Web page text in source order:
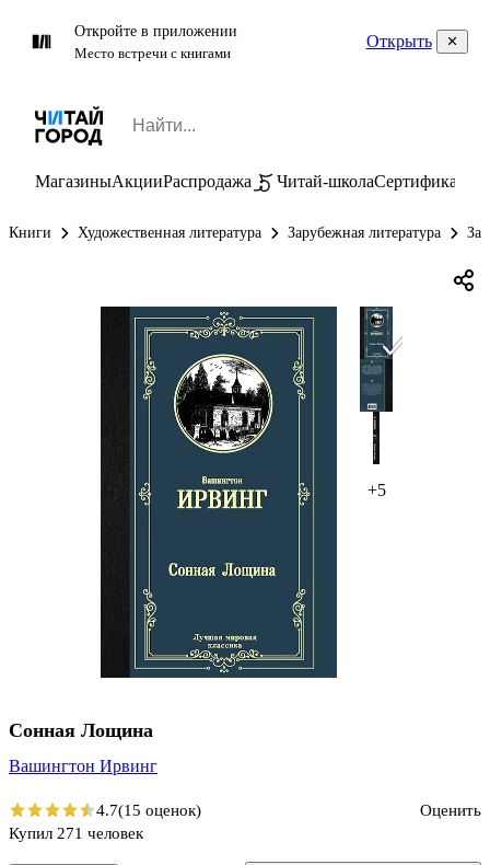
Откройте в приложении
Место встречи с книгами
Открыть
МагазиныАкцииРаспродажа Читай-школаСертификаты
Книги Художественная литература Зарубежная литература
+5
Сонная Лощина
Вашингтон Ирвинг
4.7(15 оценок)
Оценить
Купил 271 человек